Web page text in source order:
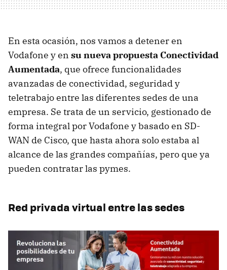
En esta ocasión, nos vamos a detener en
Vodafone y en su nueva propuesta Conectividad
Aumentada, que ofrece funcionalidades
avanzadas de conectividad, seguridad y
teletrabajo entre las diferentes sedes de una
empresa. Se trata de un servicio, gestionado de
forma integral por Vodafone y basado en SD-
WAN de Cisco, que hasta ahora solo estaba al
alcance de las grandes compañías, pero que ya
pueden contratar las pymes.
Red privada virtual entre las sedes